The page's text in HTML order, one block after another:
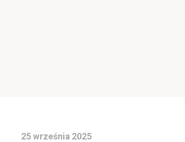
25 września 2025